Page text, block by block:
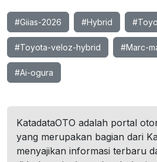
#Giias-2026 #Hybrid
#Toyota-veloz-hybrid #Marc-
#Ai-ogura
KatadataOTO adalah portal
yang merupakan bagian dari
menyajikan informasi terbaru